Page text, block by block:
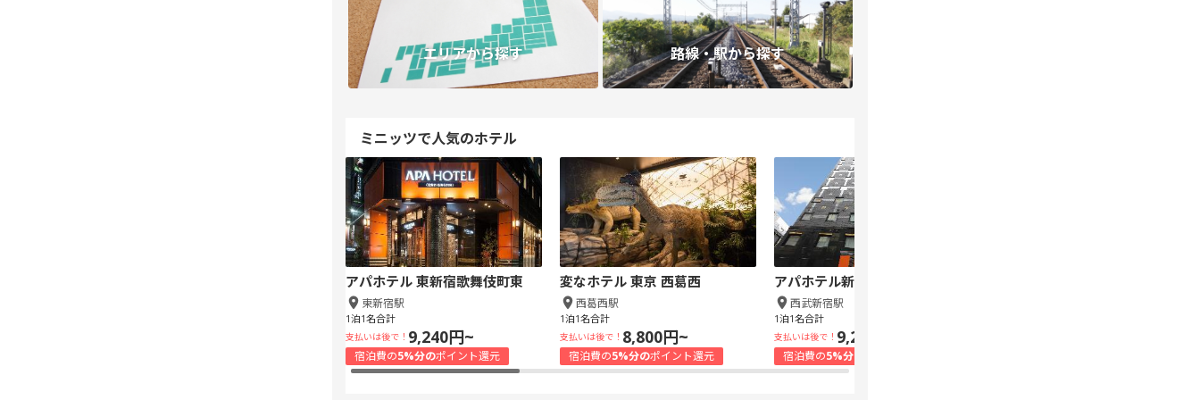
エリアから探す 路線・駅から探す
ミニッツで人気のホテル
アパホテル 東新宿歌舞伎町東
東新宿駅
1泊1名合計
支払いは後で！ 9,240円~
宿泊費の5%分のポイント還元
変なホテル 東京 西葛西
西葛西駅
1泊1名合計
支払いは後で！ 8,800円~
宿泊費の5%分のポイント還元
アパホテル新宿 歌舞伎町中央
西武新宿駅
1泊1名合計
支払いは後で！ 9,240円~
宿泊費の5%分の